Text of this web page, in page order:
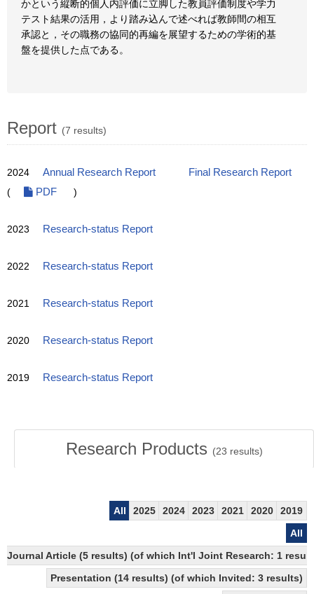
かという縦断的個人内評価に立脚した教員評価制度や学力
テスト結果の活用，より踏み込んで述べれば教師間の相互
承認と，その職務の協同的再編を展望するための学術的基
盤を提供した点である。
Report (7 results)
2024 Annual Research Report
Final Research Report
(
PDF )
2023 Research-status Report
2022 Research-status Report
2021 Research-status Report
2020 Research-status Report
2019 Research-status Report
Research Products (23 results)
All 2025 2024 2023 2021 2020
2019
All
Journal Article (5 results) (of which Int'l Joint Research: 1
Presentation (14 results) (of which Invited: 3 results)